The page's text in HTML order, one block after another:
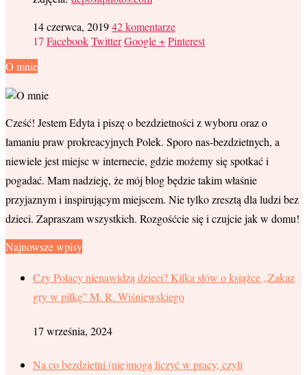
14 czerwca, 201942 komentarze
17 FacebookTwitterGoogle +Pinterest
O mnie
Cześć! Jestem Edyta i piszę o bezdzietności z wyboru oraz o
łamaniu praw prokreacyjnych Polek. Sporo nas-bezdzietnych, a
niewiele jest miejsc w internecie, gdzie możemy się spotkać i
pogadać. Mam nadzieję, że mój blog będzie takim właśnie
przyjaznym i inspirującym miejscem. Nie tylko zresztą dla ludzi bez
dzieci. Zapraszam wszystkich. Rozgośćcie się i czujcie jak w domu!
Najnowsze wpisy
Czy Polacy nienawidzą dzieci? Kilka słów o książce „Zakaz
gry w piłkę” M. R. Wiśniewskiego
17 września, 2024
Na co bezdzietni (nie)mogą liczyć w pracy, czyli